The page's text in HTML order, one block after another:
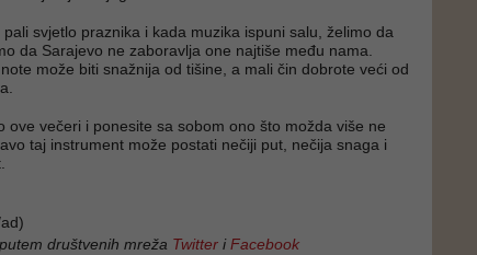
svjetlo praznika i kada muzika ispuni salu, želimo da
da Sarajevo ne zaboravlja one najtiše među nama.
može biti snažnija od tišine, a mali čin dobrote veći od
ove večeri i ponesite sa sobom ono što možda više ne
taj instrument može postati nečiji put, nečija snaga i
društvenih mreža Twitter iFacebook